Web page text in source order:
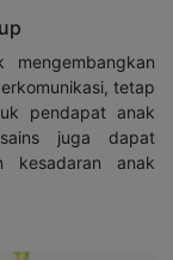
tetap
pendapat anak
juga dapat
kesadaran anak